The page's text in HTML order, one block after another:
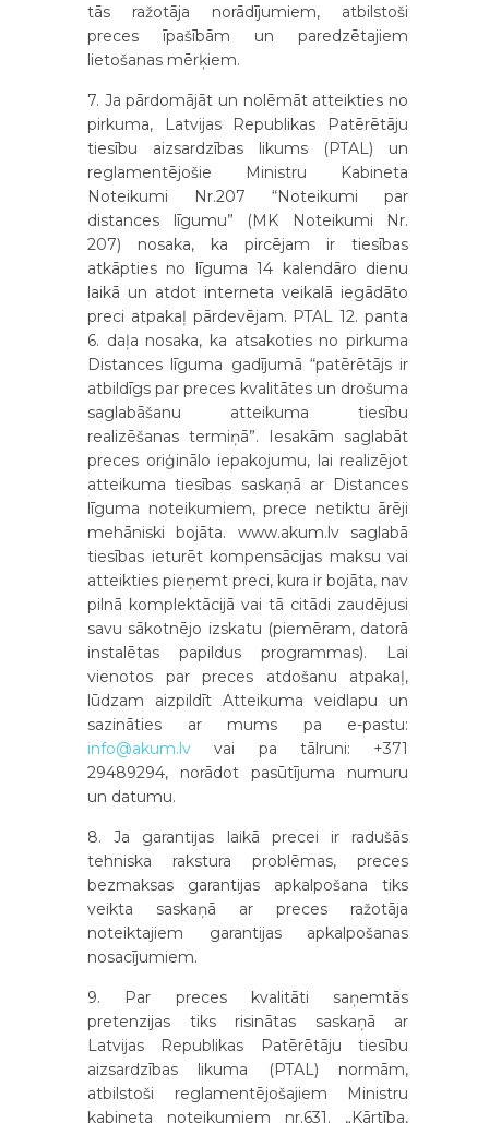
tās ražotāja norādījumiem, atbilstoši
preces īpašībām un paredzētajiem
lietošanas mērķiem.
7. Ja pārdomājāt un nolēmāt atteikties no
pirkuma, Latvijas Republikas Patērētāju
tiesību aizsardzības likums (PTAL) un
reglamentējošie Ministru Kabineta
Noteikumi Nr.207 “Noteikumi par
distances līgumu” (MK Noteikumi Nr.
207) nosaka, ka pircējam ir tiesības
atkāpties no līguma 14 kalendāro dienu
laikā un atdot interneta veikalā iegādāto
preci atpakaļ pārdevējam. PTAL 12. panta
6. daļa nosaka, ka atsakoties no pirkuma
Distances līguma gadījumā “patērētājs ir
atbildīgs par preces kvalitātes un drošuma
saglabāšanu atteikuma tiesību
realizēšanas termiņā”. Iesakām saglabāt
preces oriģinālo iepakojumu, lai realizējot
atteikuma tiesības saskaņā ar Distances
līguma noteikumiem, prece netiktu ārēji
mehāniski bojāta. www.akum.lv saglabā
tiesības ieturēt kompensācijas maksu vai
atteikties pieņemt preci, kura ir bojāta, nav
pilnā komplektācijā vai tā citādi zaudējusi
savu sākotnējo izskatu (piemēram, datorā
instalētas papildus programmas). Lai
vienotos par preces atdošanu atpakaļ,
lūdzam aizpildīt Atteikuma veidlapu un
sazināties ar mums pa e-pastu:
info@akum.lv vai pa tālruni: +371
29489294, norādot pasūtījuma numuru
un datumu.
8. Ja garantijas laikā precei ir radušās
tehniska rakstura problēmas, preces
bezmaksas garantijas apkalpošana tiks
veikta saskaņā ar preces ražotāja
noteiktajiem garantijas apkalpošanas
nosacījumiem.
9. Par preces kvalitāti saņemtās
pretenzijas tiks risinātas saskaņā ar
Latvijas Republikas Patērētāju tiesību
aizsardzības likuma (PTAL) normām,
atbilstoši reglamentējošajiem Ministru
kabineta noteikumiem nr.631. „Kārtība,